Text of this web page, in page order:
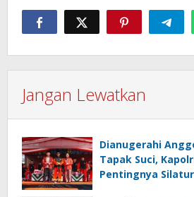
Jangan Lewatkan
Dianugerahi
Tapak Suci,
Pentingnya